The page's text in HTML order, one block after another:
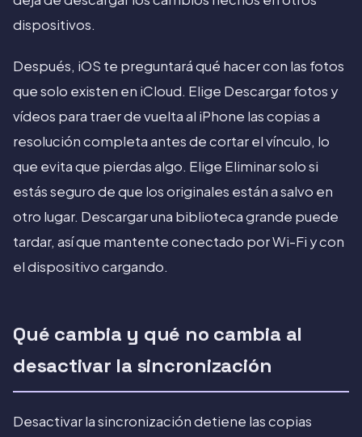
dispositivos.
Después, iOS te preguntará qué hacer con las fotos
que solo existen en iCloud. Elige Descargar fotos y
vídeos para traer de vuelta al iPhone las copias a
resolución completa antes de cortar el vínculo, lo
que evita que pierdas algo. Elige Eliminar solo si
estás seguro de que los originales están a salvo en
otro lugar. Descargar una biblioteca grande puede
tardar, así que mantente conectado por Wi-Fi y con
el dispositivo cargando.
Qué cambia y qué no cambia al
desactivar la sincronización
Desactivar la sincronización detiene las copias